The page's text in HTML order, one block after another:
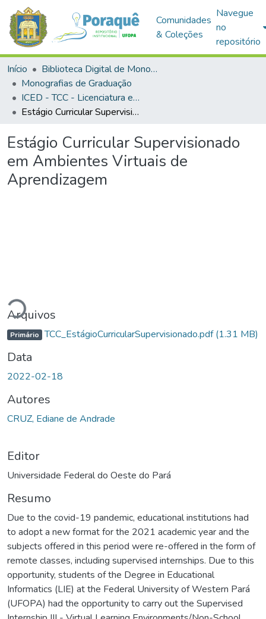
Comunidades
& Coleções
Navegue
no
repositório
Início
Biblioteca Digital de Monografias (BDM)
Monografias de Graduação
ICED - TCC - Licenciatura em Informática Educacional
Estágio Curricular Supervisionado em Ambientes Virtuais de Aprendizagem
Estágio Curricular Supervisionado
em Ambientes Virtuais de
Aprendizagem
Carregando...
Arquivos
Primário TCC_EstágioCurricularSupervisionado.pdf(1.31 MB)
Data
2022-02-18
Autores
CRUZ, Ediane de Andrade
Editor
Universidade Federal do Oeste do Pará
Resumo
Due to the covid-19 pandemic, educational institutions had
to adopt a new format for the 2021 academic year and the
subjects offered in this period were re-offered in the form of
remote classes, including supervised internships. Due to this
opportunity, students of the Degree in Educational
Informatics (LIE) at the Federal University of Western Pará
(UFOPA) had the opportunity to carry out the Supervised